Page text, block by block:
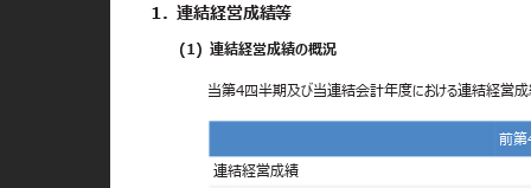
1. 連結経営成績等
(1) 連結経営成績の概況
当第4四半期及び当連結会計年度における連結経営成
前
連結経営成績